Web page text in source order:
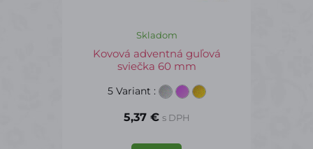
Skladom
Kovová adventná guľová
sviečka 60 mm
5 Variant :
5,37 € s DPH